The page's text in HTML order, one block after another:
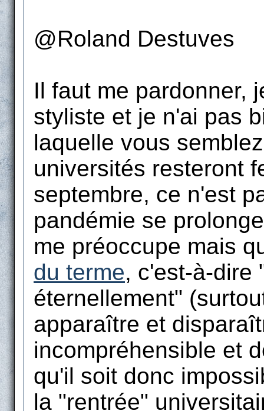
@Roland Destuves
Il faut me pardonner,
styliste et je n'ai pas
laquelle vous
universités resteront
septembre, ce n'est
pandémie se
me préoccupe mais
du terme, c'est-à-dire
éternellement"
apparaître et
incompréhensible et
qu'il soit donc
la "rentrée"